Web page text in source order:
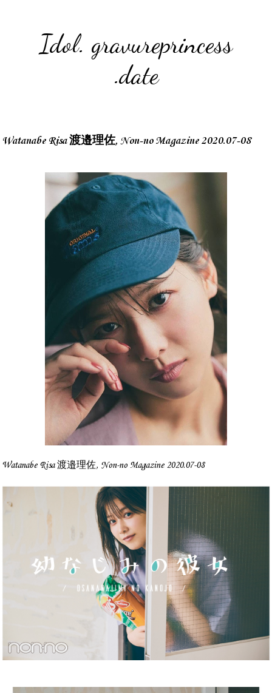
Idol. gravureprincess
.date
Watanabe Risa 渡邉理佐, Non-no Magazine 2020.07-08
Watanabe Risa 渡邉理佐, Non-no Magazine 2020.07-08